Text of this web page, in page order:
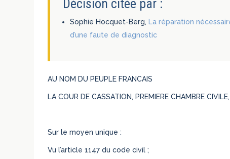
Décision citée par :
Sophie Hocquet-Berg,La réparation
d’une faute de diagnostic
AU NOM DU PEUPLE FRANCAIS
LA COUR DE CASSATION, PREMIERE CHAMBRE
Sur le moyen unique :
Vu l’article 1147 du code civil ;